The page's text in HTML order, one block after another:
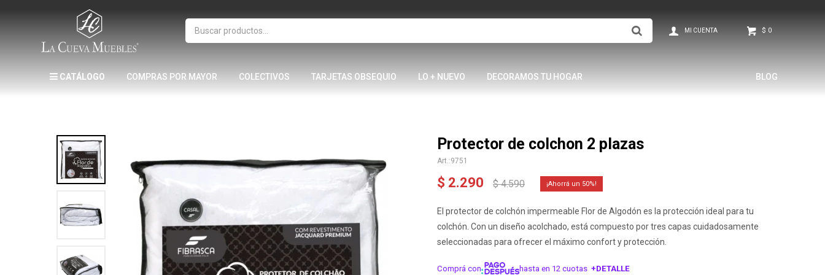
CATÁLOGO COMPRAS POR MAYOR COLECTIVOS TARJETAS OBSEQUIO LO + NUEVO DECORAMOS TU HOGAR BLOG
$ 0
Protector de colchon 2 plazas
9751
$ 2.290 $ 4.590 50
El protector de colchón impermeable Flor de Algodón es la protección ideal para tu
colchón. Con un diseño acolchado, está compuesto por tres capas cuidadosamente
seleccionadas para ofrecer el máximo confort y protección.
Comprá con hasta en 12 cuotas +DETALLE